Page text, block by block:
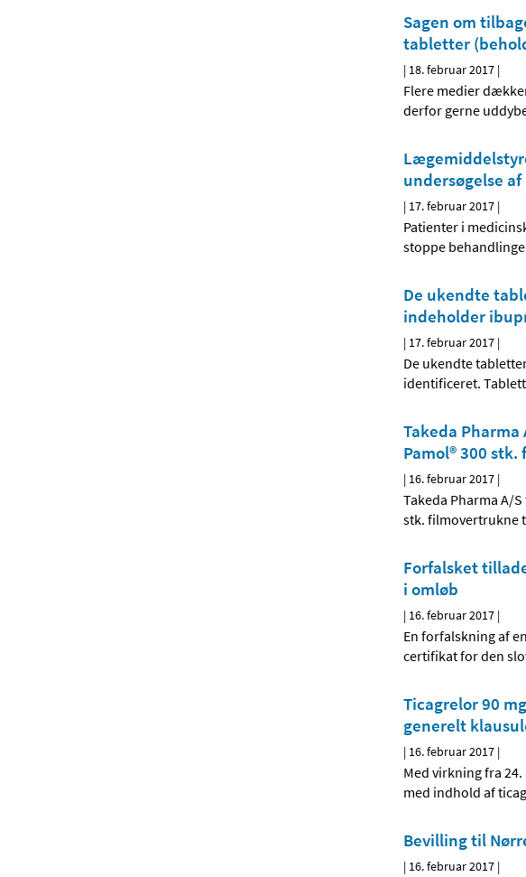
Sagen om
tabletter
| 18. februar 2017 |
Flere medier
derfor gerne
undersøgelse
| 17. februar 2017 |
Patienter i
stoppe
De ukendte
indeholder
| 17. februar 2017 |
De ukendte
identificeret.
Takeda
Pamol® 300
| 16. februar 2017 |
Takeda Pharma A/
stk. filmovertrukne
Forfalsket
i omløb
| 16. februar 2017 |
En forfalskning af
certifikat for den
Ticagrelor 90
generelt
| 16. februar 2017 |
Med virkning fra
med indhold af
Bevilling til
| 16. februar 2017 |